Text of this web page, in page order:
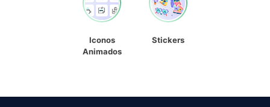
Iconos
Animados
Stickers